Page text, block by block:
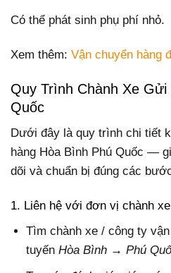
Có thể phát sinh phụ phí nhỏ.
Xem thêm: Vận chuyển hàng
Quy Trình Chành Xe
Quốc
Dưới đây là quy trình chi tiết
hàng Hòa Bình Phú Quốc —
dõi và chuẩn bị đúng các
1. Liên hệ với đơn vị chành
Tìm chành xe / công ty
tuyếnHòa Bình → Phú